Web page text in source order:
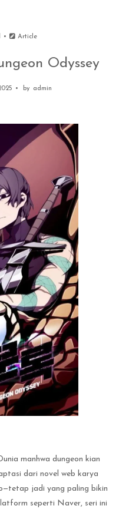
Article
Odyssey
by admin
manhwa dungeon kian
dari novel web karya
jadi yang paling bikin
seperti Naver, seri ini